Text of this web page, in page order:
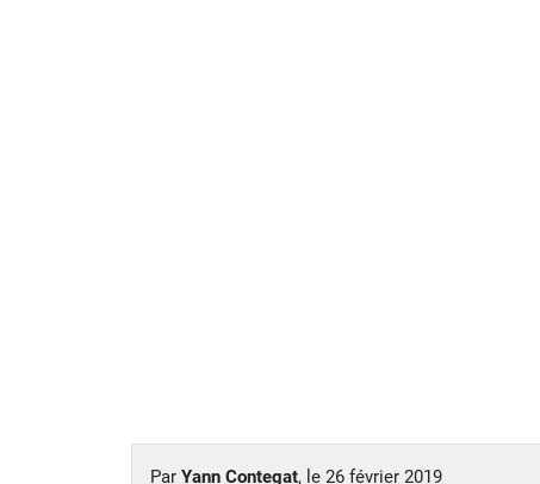
Par Yann Contegat, le 26 février 2019